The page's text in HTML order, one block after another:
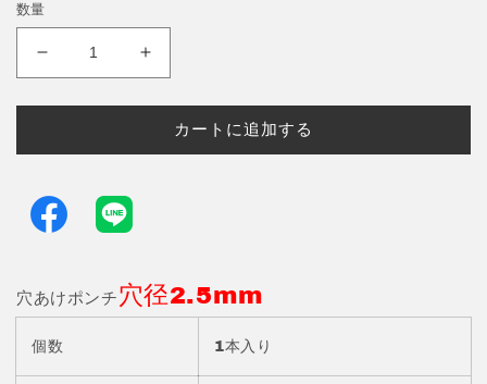
数量
チ
穴
1
本
入
り
穴
1
本
り
カートに追加する
穴あけポンチ穴径2.5mm
個数 1本入り